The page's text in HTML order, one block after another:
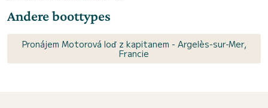
Andere boottypes
Pronájem Motorová loď z kapitanem - Argelès-sur-Mer,
Francie